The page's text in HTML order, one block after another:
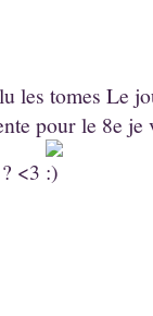
les tomes Le
pour le 8e je
<3